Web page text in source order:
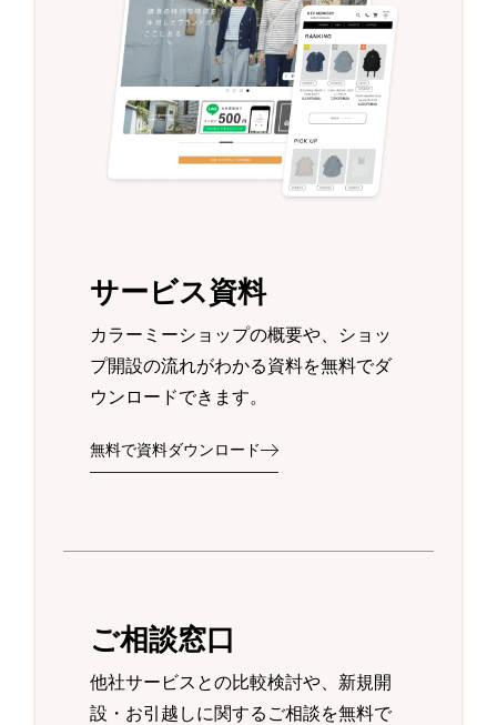
サービス資料
カラーミーショップの概要や、ショッ
プ開設の流れがわかる資料を無料でダ
ウンロードできます。
無料で資料ダウンロード
ご相談窓口
他社サービスとの比較検討や、新規開
設・お引越しに関するご相談を無料で